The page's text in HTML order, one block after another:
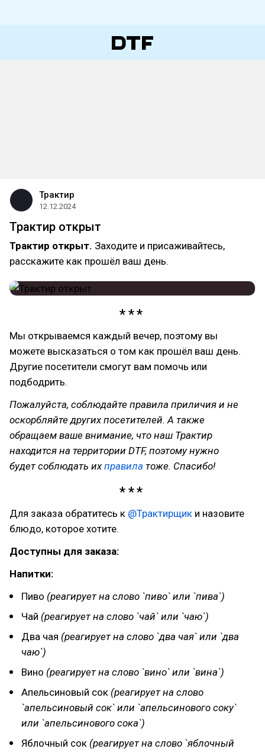
Трактир
12.12.2024
Трактир открыт
Трактир открыт. Заходите и присаживайтесь,
расскажите как прошёл ваш день.
Мы открываемся каждый вечер, поэтому вы
можете высказаться о том как прошёл ваш день.
Другие посетители смогут вам помочь или
подбодрить.
Пожалуйста, соблюдайте правила приличия и не
оскорбляйте других посетителей. А также
обращаем ваше внимание, что наш Трактир
находится на территории DTF, поэтому нужно
будет соблюдать ихправила тоже. Спасибо!
Для заказа обратитесь к @Трактирщик и назовите
блюдо, которое хотите.
Доступны для заказа:
Напитки:
Пиво (реагирует на слово `пиво` или `пива`)
Чай (реагирует на слово `чай` или `чаю`)
Два чая (реагирует на слово `два чая` или `два
чаю`)
Вино (реагирует на слово `вино` или `вина`)
Апельсиновый сок (реагирует на слово
`апельсиновый сок` или `апельсинового соку`
или `апельсинового сока`)
Яблочный сок (реагирует на слово `яблочный